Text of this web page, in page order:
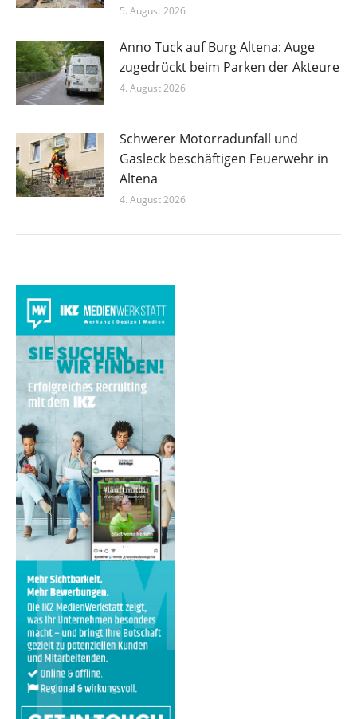
5. August 2026
Anno Tuck auf Burg Altena: Auge
zugedrückt beim Parken der Akteure
4. August 2026
Schwerer Motorradunfall und
Gasleck beschäftigen Feuerwehr in
Altena
4. August 2026